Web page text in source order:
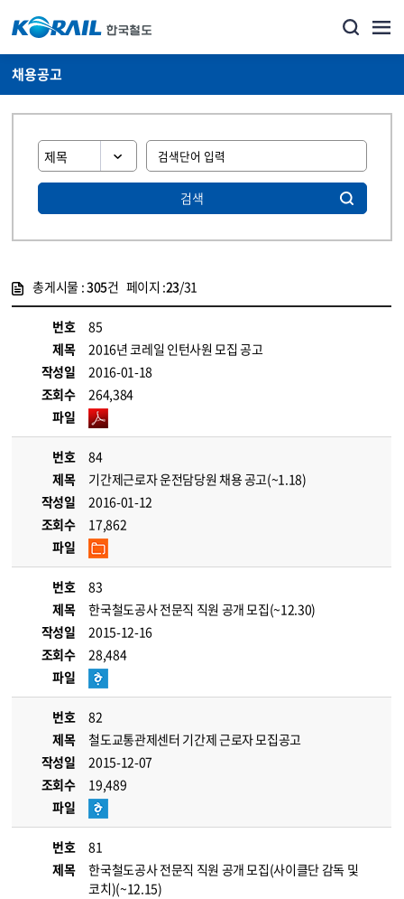
채용공고
검색
총게시물 :305건 페이지 :23/31
번호
85
제목
2016년 코레일 인턴사원 모집 공고
작성일
2016-01-18
조회수
264,384
파일
번호
84
제목
기간제근로자 운전담당원 채용 공고(~1.18)
작성일
2016-01-12
조회수
17,862
파일
번호
83
제목
한국철도공사 전문직 직원 공개 모집(~12.30)
작성일
2015-12-16
조회수
28,484
파일
번호
82
제목
철도교통관제센터 기간제 근로자 모집공고
작성일
2015-12-07
조회수
19,489
파일
번호
81
제목
한국철도공사 전문직 직원 공개 모집(사이클단 감독 및
코치)(~12.15)